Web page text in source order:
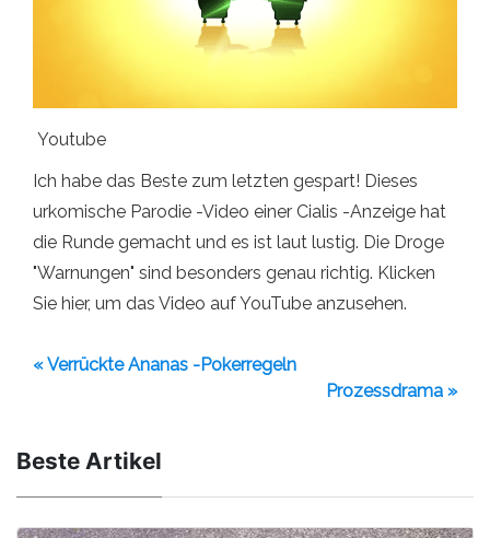
Youtube
Ich habe das Beste zum letzten gespart! Dieses
urkomische Parodie -Video einer Cialis -Anzeige hat
die Runde gemacht und es ist laut lustig. Die Droge
"Warnungen" sind besonders genau richtig. Klicken
Sie hier, um das Video auf YouTube anzusehen.
« Verrückte Ananas -Pokerregeln
Prozessdrama »
Beste Artikel